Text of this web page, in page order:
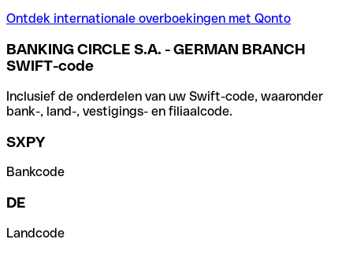
Ontdek internationale overboekingen met Qonto
BANKING CIRCLE S.A. - GERMAN BRANCH
SWIFT-code
Inclusief de onderdelen van uw Swift-code, waaronder
bank-, land-, vestigings- en filiaalcode.
SXPY
Bankcode
DE
Landcode